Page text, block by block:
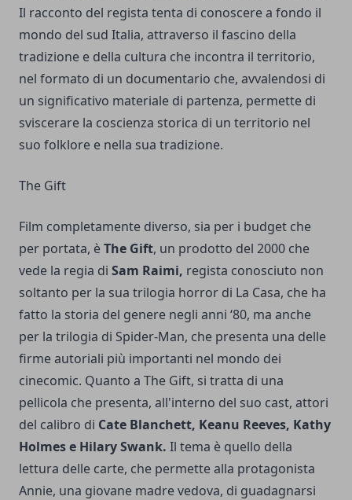
Il racconto del regista tenta di conoscere a fondo il
mondo del sud Italia, attraverso il fascino della
tradizione e della cultura che incontra il territorio,
nel formato di un documentario che, avvalendosi di
un significativo materiale di partenza, permette di
sviscerare la coscienza storica di un territorio nel
suo folklore e nella sua tradizione.
The Gift
Film completamente diverso, sia per i budget che
per portata, èThe Gift, un prodotto del 2000 che
vede la regia di Sam Raimi, regista conosciuto non
soltanto per la sua trilogia horror di La Casa, che ha
fatto la storia del genere negli anni ‘80, ma anche
per la trilogia di Spider-Man, che presenta una delle
firme autoriali più importanti nel mondo dei
cinecomic. Quanto a The Gift, si tratta di una
pellicola che presenta, all'interno del suo cast, attori
del calibro di Cate Blanchett, Keanu Reeves, Kathy
Holmes e Hilary Swank. Il tema è quello della
lettura delle carte, che permette alla protagonista
Annie, una giovane madre vedova, di guadagnarsi